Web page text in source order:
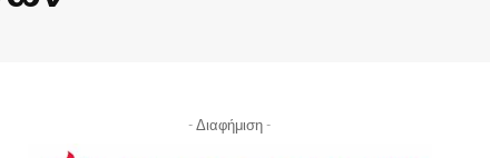
- Διαφήμιση -